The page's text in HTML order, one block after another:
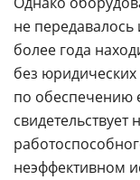
не
более года
без
по обеспечению
свидетельствует
неэффективном